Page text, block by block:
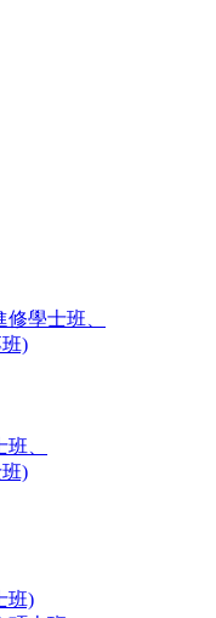
學士班、
)
、
)
班)